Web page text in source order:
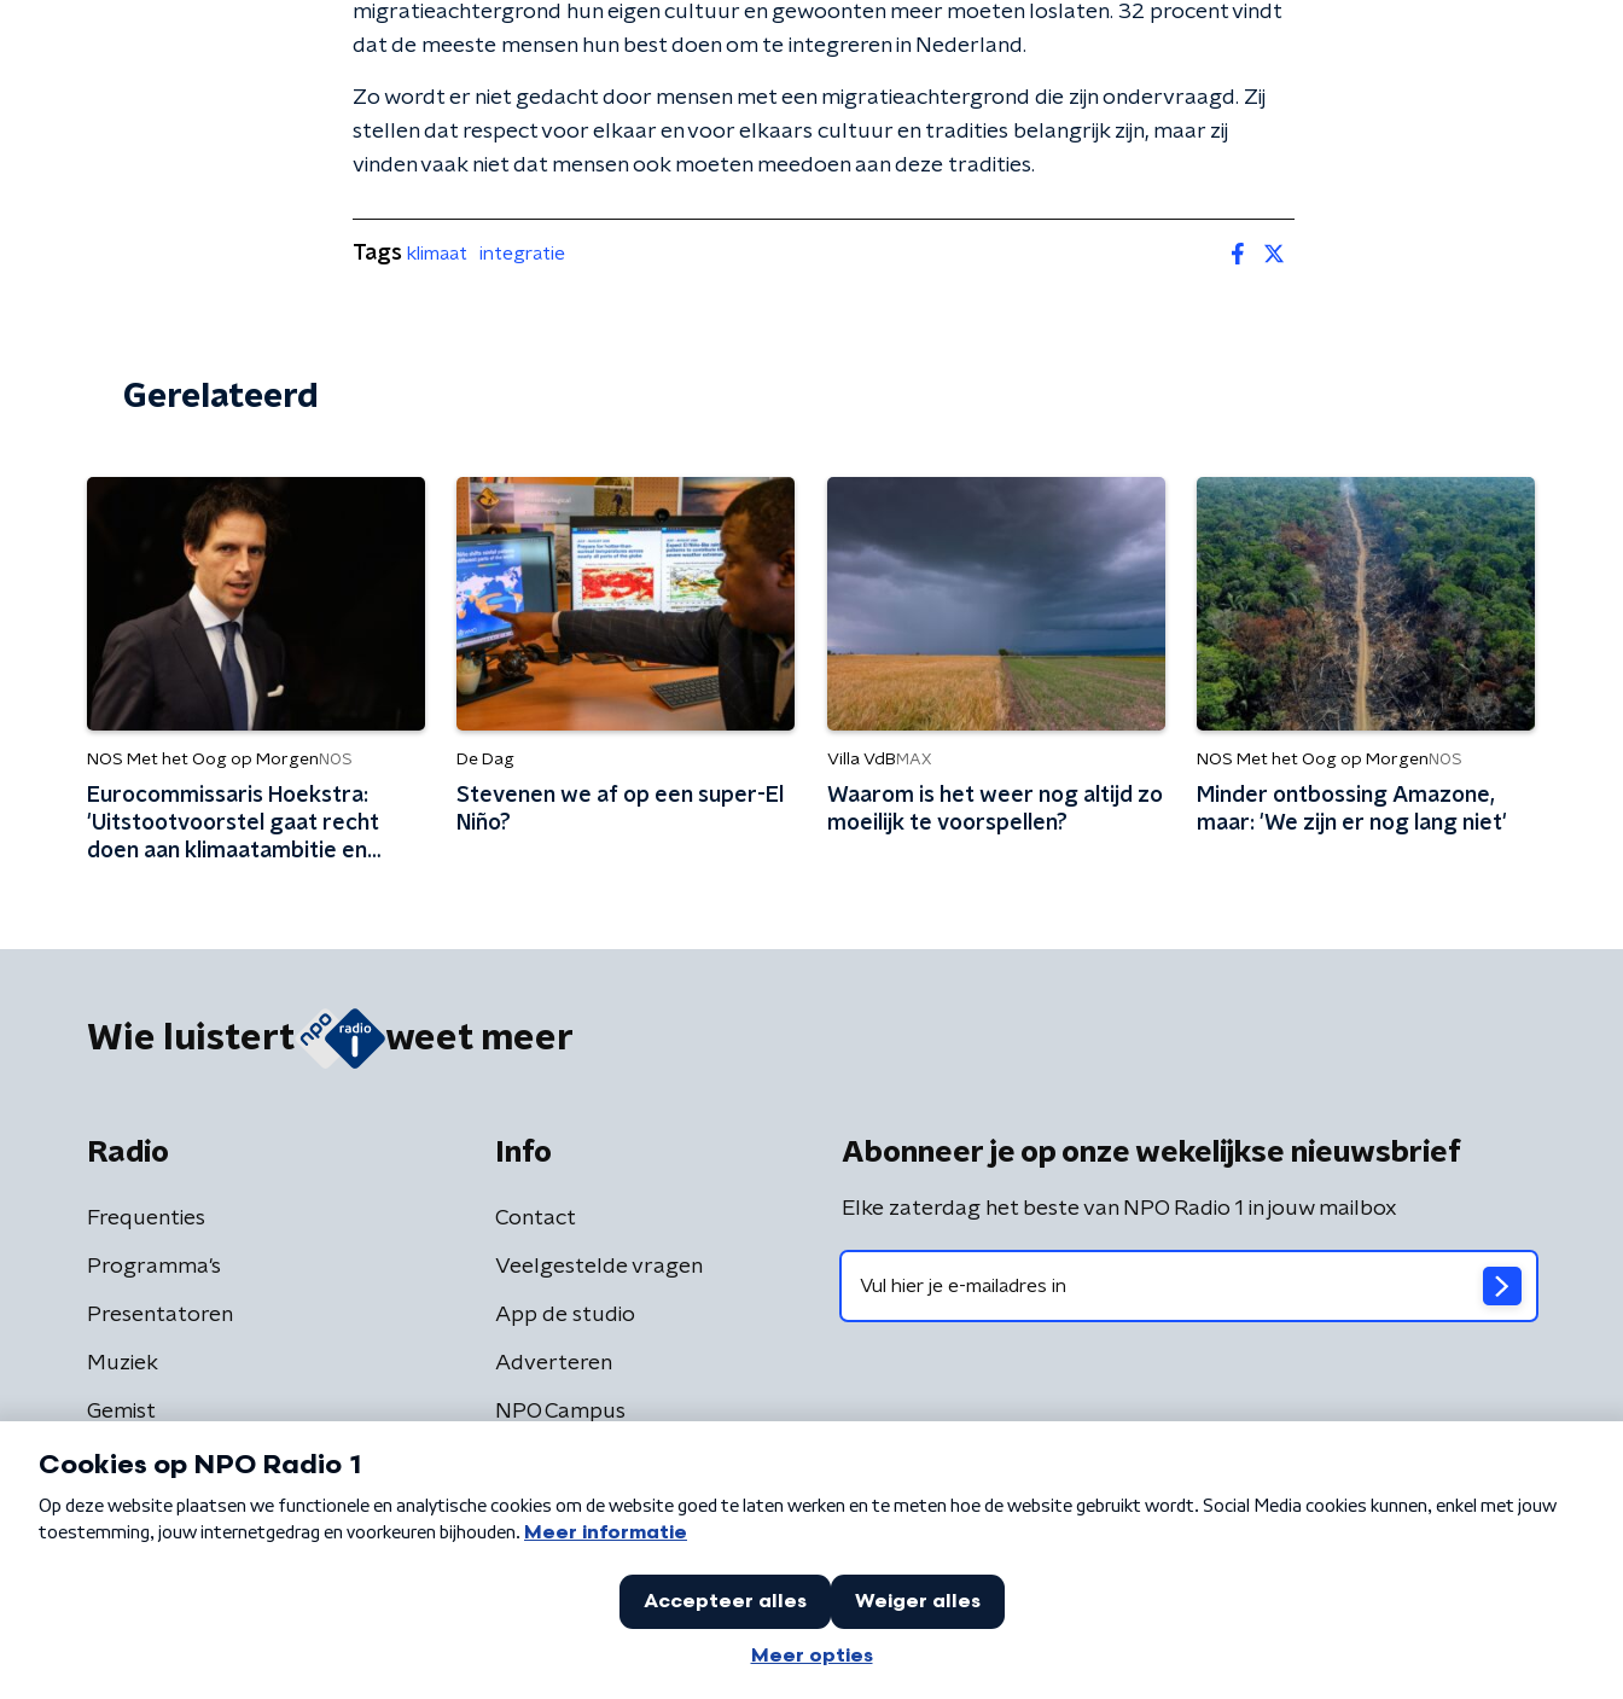
migratieachtergrond hun eigen cultuur en gewoonten meer moeten loslaten. 32 procent vindt
dat de meeste mensen hun best doen om te integreren in Nederland.
Zo wordt er niet gedacht door mensen met een migratieachtergrond die zijn ondervraagd. Zij
stellen dat respect voor elkaar en voor elkaars cultuur en tradities belangrijk zijn, maar zij
vinden vaak niet dat mensen ook moeten meedoen aan deze tradities.
Tags klimaat integratie
Gerelateerd
NOS Met het Oog op Morgen NOS
Eurocommissaris Hoekstra:
'Uitstootvoorstel gaat recht
doen aan klimaatambitie en
De Dag
Stevenen we af op een super-El
Niño?
Villa VdB MAX
Waarom is het weer nog altijd zo
moeilijk te voorspellen?
NOS Met het Oog op Morgen NOS
Minder ontbossing Amazone,
maar: 'We zijn er nog lang niet'
Wie luistert weet meer
Radio
Frequenties
Programma's
Presentatoren
Muziek
Gemist
Info
Contact
Veelgestelde vragen
App de studio
Adverteren
NPO Campus
Abonneer je op onze wekelijkse nieuwsbrief
Elke zaterdag het beste van NPO Radio 1 in jouw mailbox
Algemene voorwaarden Privacybeleid